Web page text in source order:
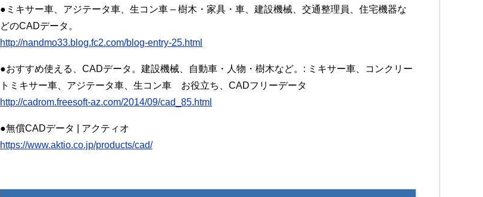
●ミキサー車、アジテータ車、生コン車 – 樹木・家具・車、建設機械、交通整理員、住宅機器な
どのCADデータ。
http://nandmo33.blog.fc2.com/blog-entry-25.html
●おすすめ使える、CADデータ。建設機械、自動車・人物・樹木など。: ミキサー車、コンクリー
トミキサー車、アジテータ車、生コン車 お役立ち、CADフリーデータ
http://cadrom.freesoft-az.com/2014/09/cad_85.html
●無償CADデータ | アクティオ
https://www.aktio.co.jp/products/cad/